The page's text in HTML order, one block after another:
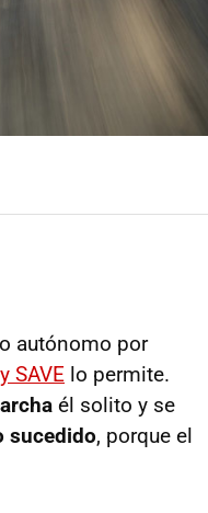
autónomo por
SAVE lo permite.
él solito y se
sucedido, porque el